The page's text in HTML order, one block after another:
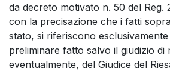
da decreto motivato n. 50 del Reg.
con la precisazione che i fatti
stato, si riferiscono esclusivamente
preliminare fatto salvo il giudizio di
eventualmente, del Giudice del